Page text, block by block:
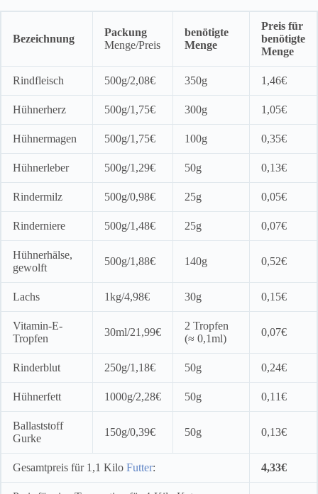
Bezeichnung
Packung
Menge/Preis
benötigte
Menge
Preis für
benötigte
Menge
Rindfleisch 500g/2,08€ 350g 1,46€
Hühnerherz 500g/1,75€ 300g 1,05€
Hühnermagen 500g/1,75€ 100g 0,35€
Hühnerleber 500g/1,29€ 50g 0,13€
Rindermilz 500g/0,98€ 25g 0,05€
Rinderniere 500g/1,48€ 25g 0,07€
Hühnerhälse,
gewolft
500g/1,88€ 140g 0,52€
Lachs 1kg/4,98€ 30g 0,15€
Vitamin-E-
Tropfen
30ml/21,99€
2 Tropfen
(≈ 0,1ml)
0,07€
Rinderblut 250g/1,18€ 50g 0,24€
Hühnerfett 1000g/2,28€ 50g 0,11€
Ballaststoff
Gurke
150g/0,39€ 50g 0,13€
Gesamtpreis für 1,1 Kilo Futter: 4,33€